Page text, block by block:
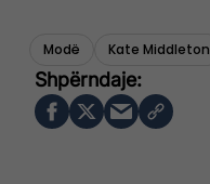
Modë Kate Middleton